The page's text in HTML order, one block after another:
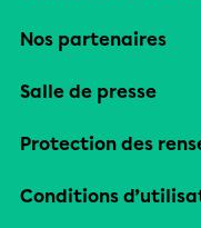
Nos partenaires
Salle de presse
Protection des
Conditions